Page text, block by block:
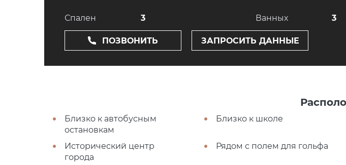
Спален 3 Ванных 3
ПОЗВОНИТЬ ЗАПРОСИТЬ ДАННЫЕ
Близко к автобусным
остановкам
Близко к школе
Исторический центр
города
Рядом с полем для гольфа